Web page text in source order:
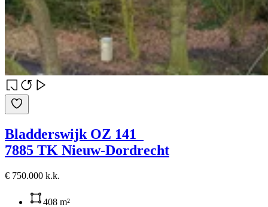
Bladderswijk OZ 141
7885 TK Nieuw-Dordrecht
€ 750.000 k.k.
408 m²